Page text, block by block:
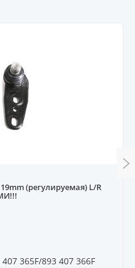
(регулируемая) L/R
407 365F/893 407 366F